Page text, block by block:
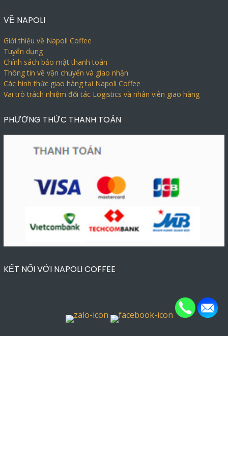
VỀ NAPOLI
Giới thiệu về Napoli Coffee
Tuyển dụng
Chính sách bảo mật thanh toán
Thông tin về vận chuyển và giao nhận
Các hình thức giao hàng tại Napoli Coffee
Vai trò trách nhiệm đối tác Logistics và nhân viên giao hàng
PHƯƠNG THỨC THANH TOÁN
KẾT NỐI VỚI NAPOLI COFFEE